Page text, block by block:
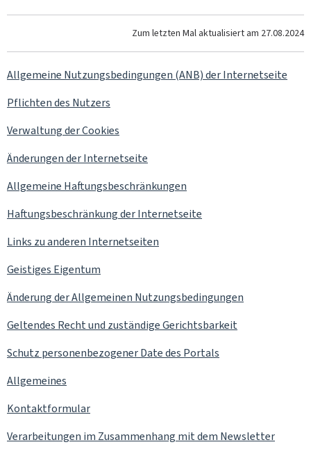
Zum letzten Mal aktualisiert am 27.08.2024
Allgemeine Nutzungsbedingungen (ANB) der Internetseite
Pflichten des Nutzers
Verwaltung derCookies
Änderungen der Internetseite
Allgemeine Haftungsbeschränkungen
Haftungsbeschränkung der Internetseite
Links zu anderen Internetseiten
Geistiges Eigentum
Änderung der Allgemeinen Nutzungsbedingungen
Geltendes Recht und zuständige Gerichtsbarkeit
Schutz personenbezogener Date des Portals
Allgemeines
Kontaktformular
Verarbeitungen im Zusammenhang mit dem Newsletter